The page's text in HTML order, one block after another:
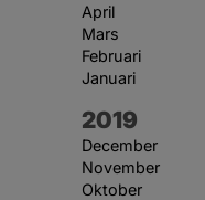
April
Mars
Februari
Januari
År:
2019
December
November
Oktober